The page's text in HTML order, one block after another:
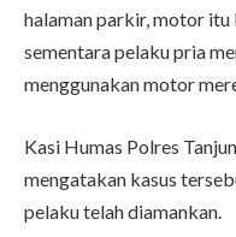
halaman parkir, motor
sementara pelaku pria
menggunakan motor
Kasi Humas Polres
mengatakan kasus
pelaku telah diamankan.